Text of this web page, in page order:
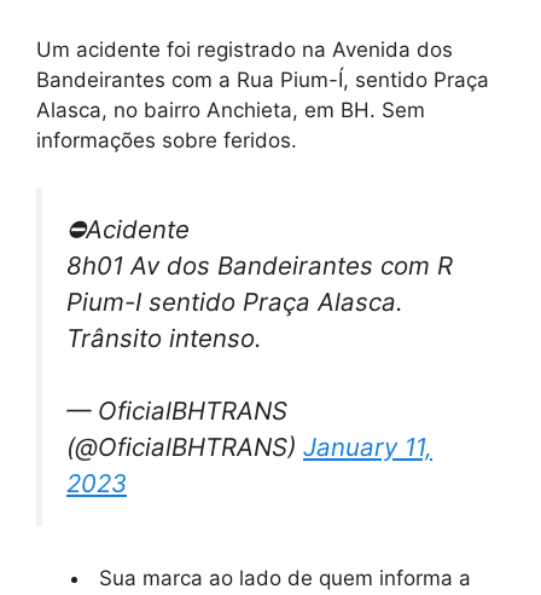
Um acidente foi registrado na Avenida dos
Bandeirantes com a Rua Pium-Í, sentido Praça
Alasca, no bairro Anchieta, em BH. Sem
informações sobre feridos.
⛔️Acidente
8h01 Av dos Bandeirantes com R
Pium-I sentido Praça Alasca.
Trânsito intenso.
— OficialBHTRANS
(@OficialBHTRANS) January 11,
2023
Sua marca ao lado de quem informa a